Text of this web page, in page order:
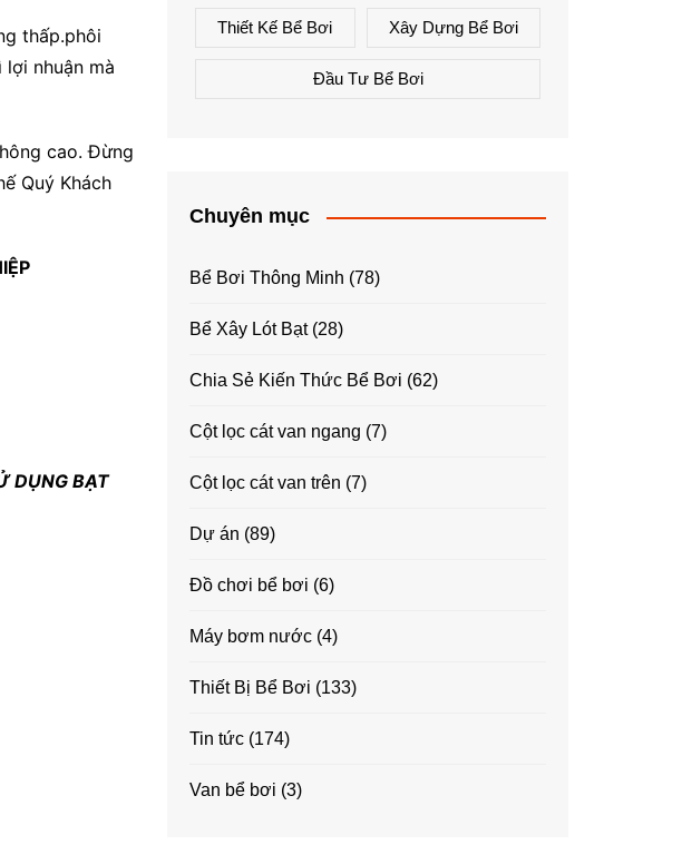
thấp.phôi
nhuận mà
cao. Đừng
Quý Khách
DỤNG BẠT
Thiết Kế Bể Bơi Xây Dựng Bể Bơi
Đầu Tư Bể Bơi
Chuyên mục
Bể Bơi Thông Minh (78)
Bể Xây Lót Bạt(28)
Chia Sẻ Kiến Thức Bể Bơi (62)
Cột lọc cát van ngang (7)
Cột lọc cát van trên (7)
Dự án (89)
Đồ chơi bể bơi (6)
Máy bơm nước (4)
Thiết Bị Bể Bơi (133)
Tin tức (174)
Van bể bơi (3)